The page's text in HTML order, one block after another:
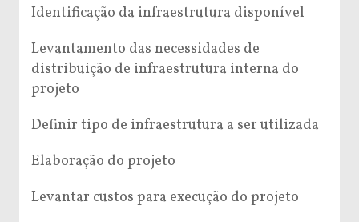
Identificação da infraestrutura disponível
Levantamento das necessidades de
distribuição de infraestrutura interna do
projeto
Definir tipo de infraestrutura a ser utilizada
Elaboração do projeto
Levantar custos para execução do projeto